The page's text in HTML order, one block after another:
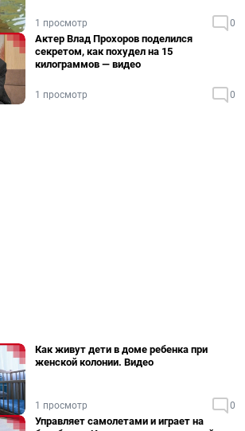
1 просмотр 0
Актер Влад Прохоров поделился
секретом, как похудел на 15
килограммов — видео
1 просмотр 0
Как живут дети в доме ребенка при
женской колонии. Видео
1 просмотр 0
Управляет самолетами и играет на